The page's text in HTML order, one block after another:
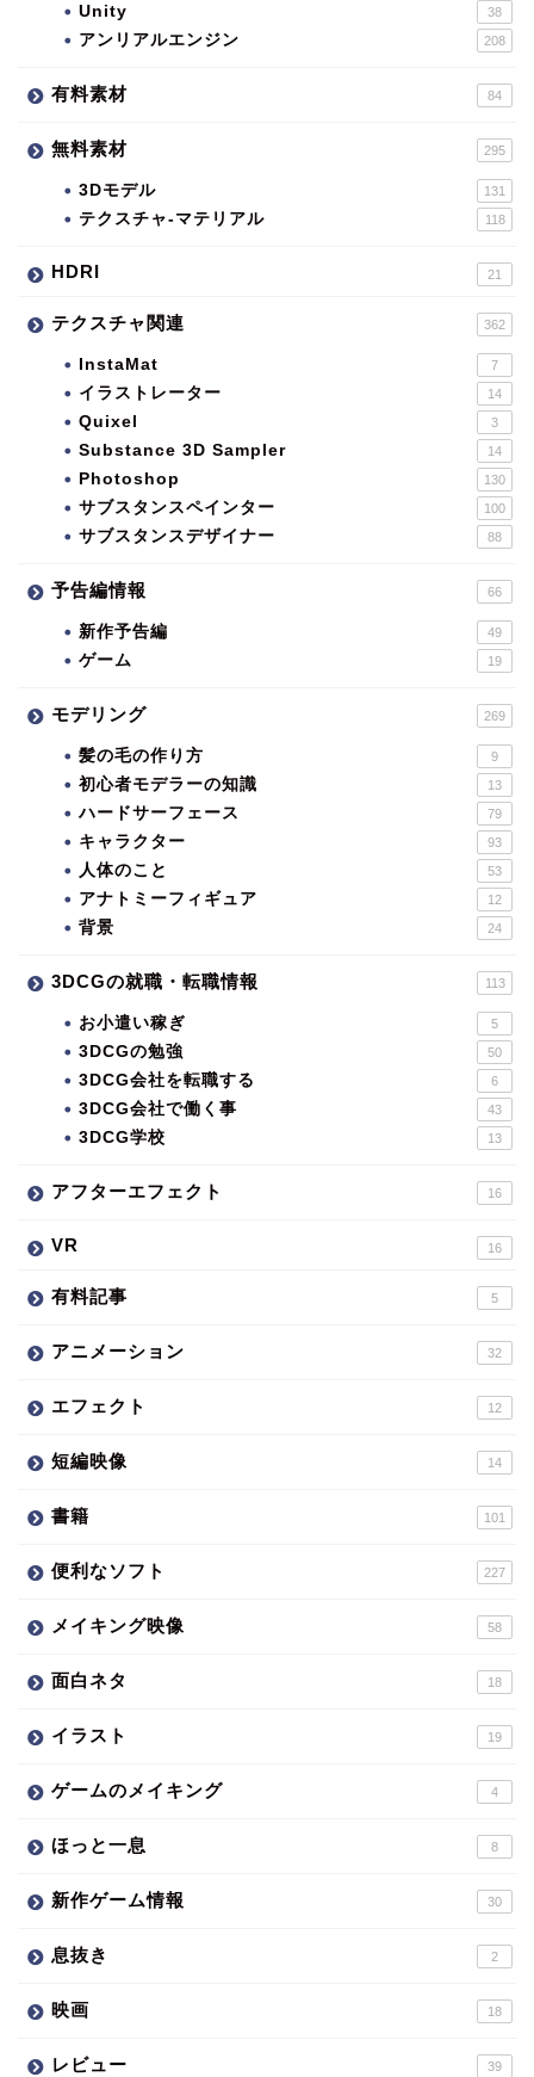
Unity 38
アンリアルエンジン 208
有料素材 84
無料素材 295
3Dモデル 131
テクスチャ-マテリアル 118
HDRI 21
テクスチャ関連 362
InstaMat 7
イラストレーター 14
Quixel 3
Substance 3D Sampler 14
Photoshop 130
サブスタンスペインター 100
サブスタンスデザイナー 88
予告編情報 66
新作予告編 49
ゲーム 19
モデリング 269
髪の毛の作り方 9
初心者モデラーの知識 13
ハードサーフェース 79
キャラクター 93
人体のこと 53
アナトミーフィギュア 12
背景 24
3DCGの就職・転職情報 113
お小遣い稼ぎ 5
3DCGの勉強 50
3DCG会社を転職する 6
3DCG会社で働く事 43
3DCG学校 13
アフターエフェクト 16
VR 16
有料記事 5
アニメーション 32
エフェクト 12
短編映像 14
書籍 101
便利なソフト 227
メイキング映像 58
面白ネタ 18
イラスト 19
ゲームのメイキング 4
ほっと一息 8
新作ゲーム情報 30
息抜き 2
映画 18
レビュー 39